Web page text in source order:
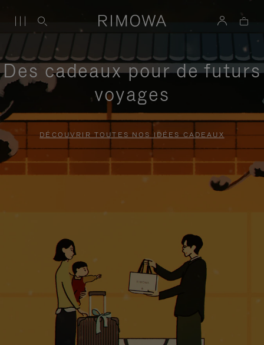
Des cadeaux pour de futurs
voyages
DÉCOUVRIR TOUTES NOS IDÉES CADEAUX